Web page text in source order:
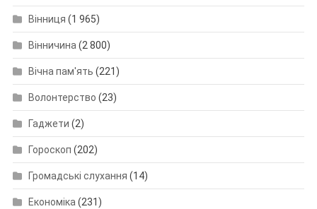
Вінниця (1 965)
Вінничина(2 800)
Вічна пам'ять (221)
Волонтерство (23)
Гаджети (2)
Гороскоп (202)
Громадські слухання (14)
Економіка(231)